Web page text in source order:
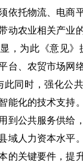
依托物流、电商
动农业相关产业
，为此《意见》
台、农贸市场网
此同时，强化公
能化的技术支持
到公共服务供给
域人力资本水平
的关键要件，提